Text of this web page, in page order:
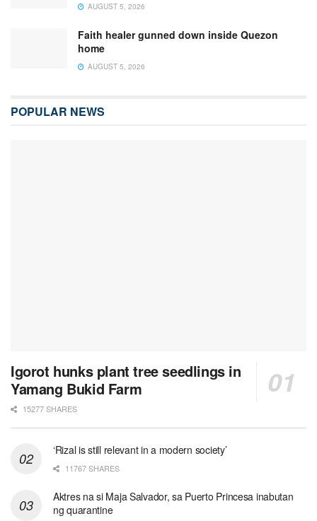
AUGUST 5, 2026
Faith healer gunned down inside Quezon
home
AUGUST 5, 2026
POPULAR NEWS
Igorot hunks plant tree seedlings in
Yamang Bukid Farm
15277 SHARES
‘Rizal is still relevant in a modern society’
11767 SHARES
Aktres na si Maja Salvador, sa Puerto Princesa inabutan
ng quarantine